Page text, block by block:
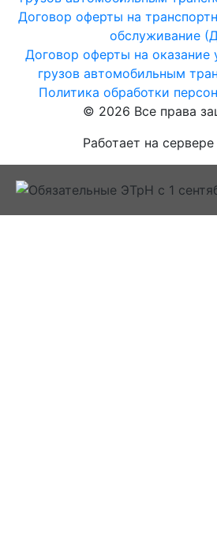
Договор оферты на
обслуживание
Договор оферты на оказание
грузов автомобильным
Политика обработки
© 2026 Все права
Работает на сервере